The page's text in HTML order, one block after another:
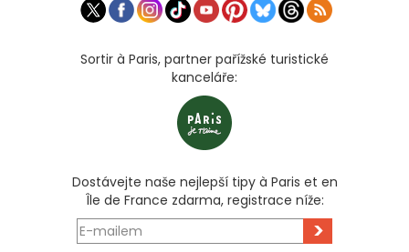
Sortir à Paris, partner pařížské turistické
kanceláře:
Dostávejte naše nejlepší tipy à Paris et en
Île de France zdarma, registrace níže:
>